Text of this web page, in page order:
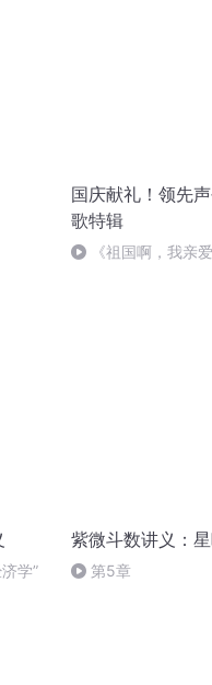
国庆献礼！领先
歌特辑
《祖国啊，我亲
学”
紫微斗数讲义：
第5章